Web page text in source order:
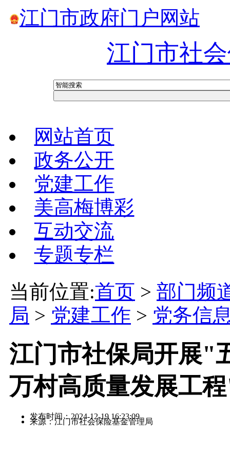
江门市政府门户网站
江门市社
网站首页
政务公开
党建工作
美高梅博彩
互动交流
专题专栏
当前位置:首页 > 部门频
局 > 党建工作 > 党务信
江门市社保局开展"
万村高质量发展工
发布时间：2024-12-19 16:23:09
来源：江门市社会保险基金管理局